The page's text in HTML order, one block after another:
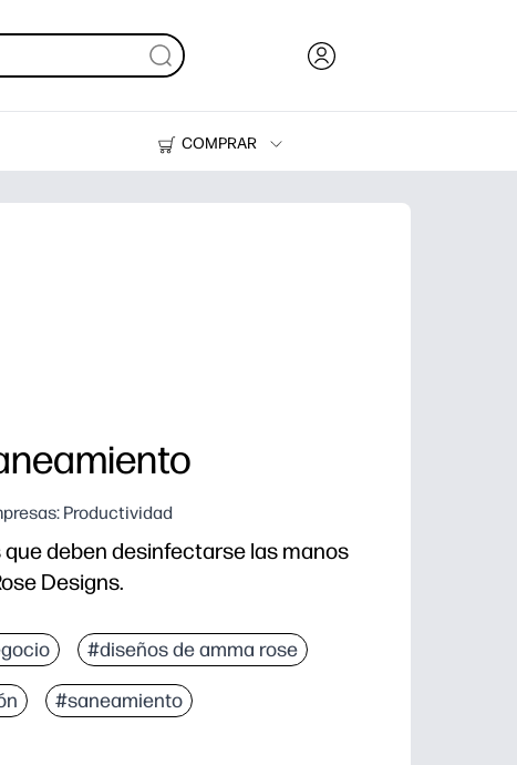
COMPRAR
Impresoras
Productividad
deben desinfectarse las manos
Designs.
#diseños de amma rose
#saneamiento